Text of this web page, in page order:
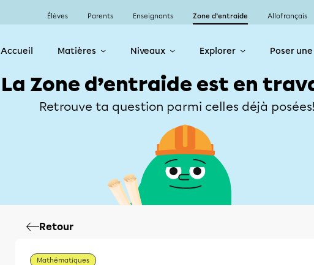
Élèves Parents Enseignants Zone d’entraide Allofrançais
Accueil Matières Niveaux Explorer Poser
La Zone d’entraide est en
Retrouve ta question parmi celles déjà
Retour
Mathématiques